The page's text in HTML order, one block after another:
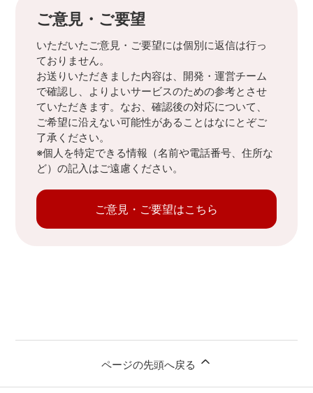
ご意見・ご要望
いただいたご意見・ご要望には個別に返信は行っ
ておりません。
お送りいただきました内容は、開発・運営チーム
で確認し、よりよいサービスのための参考とさせ
ていただきます。なお、確認後の対応について、
ご希望に沿えない可能性があることはなにとぞご
了承ください。
※個人を特定できる情報（名前や電話番号、住所な
ど）の記入はご遠慮ください。
ご意見・ご要望はこちら
ページの先頭へ戻る